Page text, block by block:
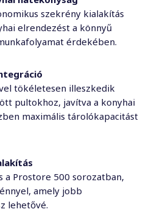
szekrény kialakítás
elrendezést a könnyű
érdekében.
tökéletesen illeszkedik
pultokhoz, javítva a konyhai
maximális tárolókapacitást
a Prostore 500 sorozatban,
amely jobb
lehetővé.